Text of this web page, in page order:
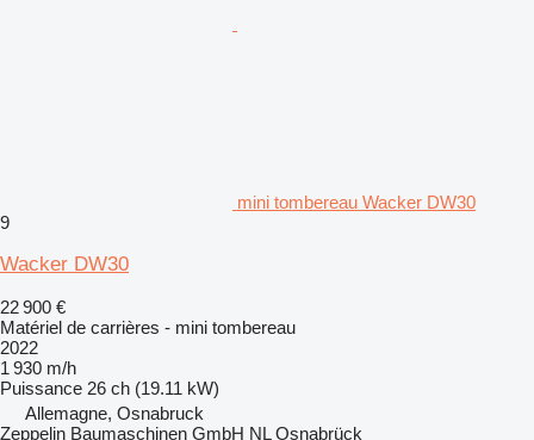
mini tombereau Wacker DW30
9
Wacker DW30
22 900 €
Matériel de carrières - mini tombereau
2022
1 930 m/h
Puissance 26 ch (19.11 kW)
Allemagne, Osnabruck
Zeppelin Baumaschinen GmbH NL Osnabrück